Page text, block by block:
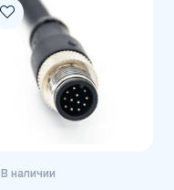
В наличии